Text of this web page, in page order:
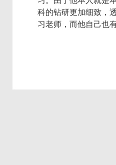
科的钻研更加细致，
习老师，而他自己也